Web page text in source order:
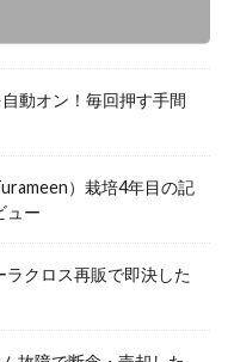
動オン！毎回押す手間
）栽培4年目の記
ュー
ラクロス再販で即決した